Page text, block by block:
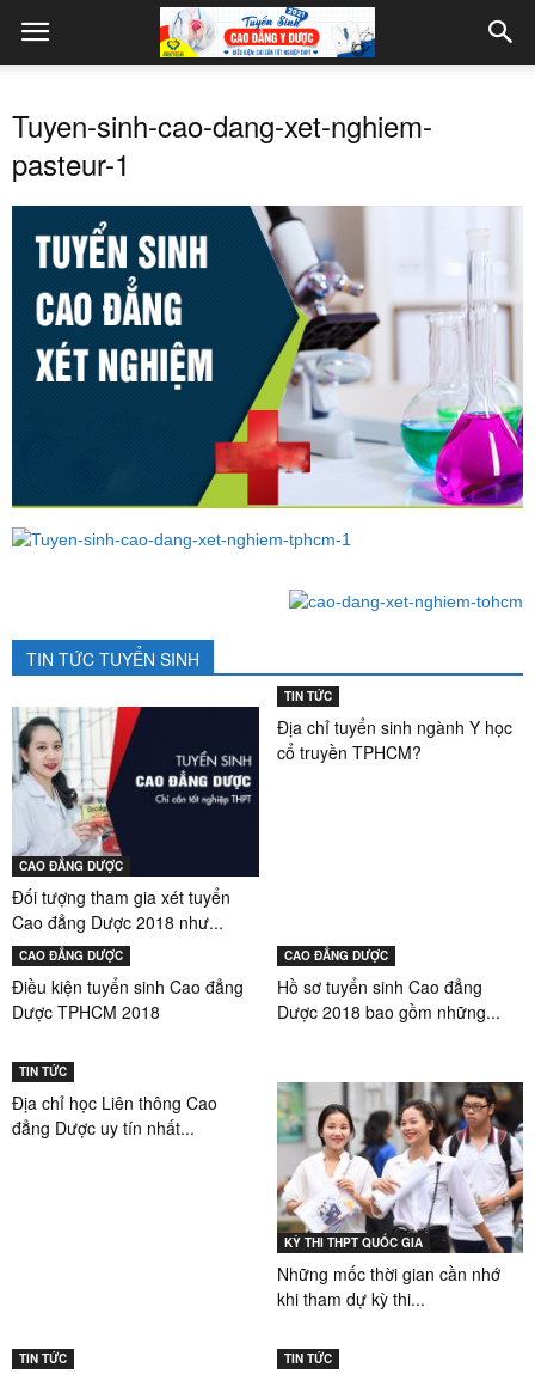
Tuyen-sinh-cao-dang-xet-nghiem-
pasteur-1
TIN TỨC TUYỂN SINH
CAO ĐẲNG DƯỢC
Đối tượng tham gia xét tuyển
Cao đẳng Dược 2018 như...
TIN TỨC
Địa chỉ tuyển sinh ngành Y học
cổ truyền TPHCM?
CAO ĐẲNG DƯỢC
Điều kiện tuyển sinh Cao đẳng
Dược TPHCM 2018
CAO ĐẲNG DƯỢC
Hồ sơ tuyển sinh Cao đẳng
Dược 2018 bao gồm những...
TIN TỨC
Địa chỉ học Liên thông Cao
đẳng Dược uy tín nhất...
KỲ THI THPT QUỐC GIA
Những mốc thời gian cần nhớ
khi tham dự kỳ thi...
TIN TỨC TIN TỨC